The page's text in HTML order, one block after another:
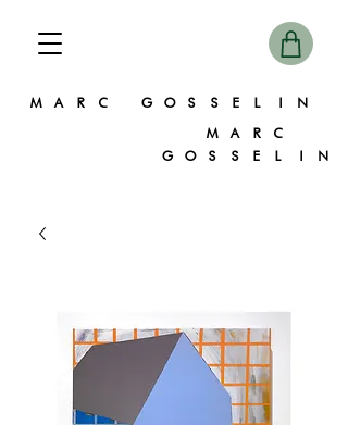
MARC GOSSELIN
MARC
GOSSELIN